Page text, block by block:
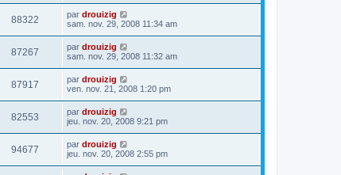
88322 par drouizig
sam. nov. 29, 2008 11:34 am
87267 par drouizig
sam. nov. 29, 2008 11:32 am
87917 par drouizig
ven. nov. 21, 2008 1:20 pm
82553 par drouizig
jeu. nov. 20, 2008 9:21 pm
94677 par drouizig
jeu. nov. 20, 2008 2:55 pm